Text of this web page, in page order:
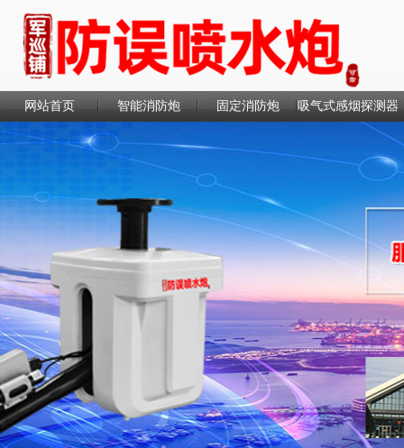
网站首页 智能消防炮 固定消防炮 吸气式感烟探测器
联系我们